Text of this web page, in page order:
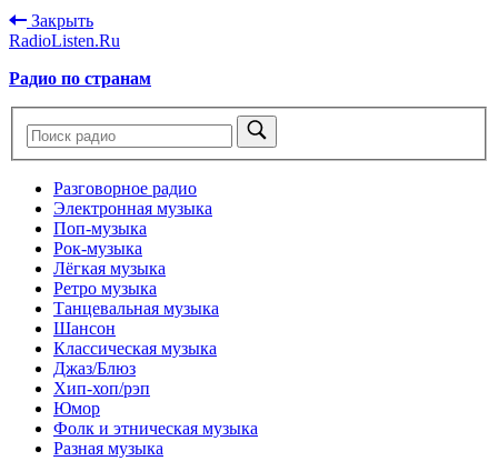
Закрыть
RadioListen.Ru
Радио по странам
Разговорное радио
Электронная музыка
Поп-музыка
Рок-музыка
Лёгкая музыка
Ретро музыка
Танцевальная музыка
Шансон
Классическая музыка
Джаз/Блюз
Хип-хоп/рэп
Юмор
Фолк и этническая музыка
Разная музыка